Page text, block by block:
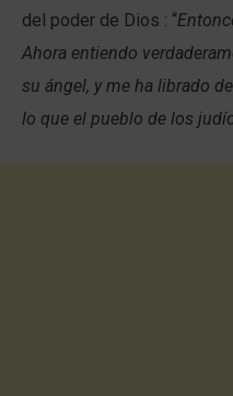
del poder de Dios : “
Ahora entiendo
su ángel, y me ha librado
lo que el pueblo de los